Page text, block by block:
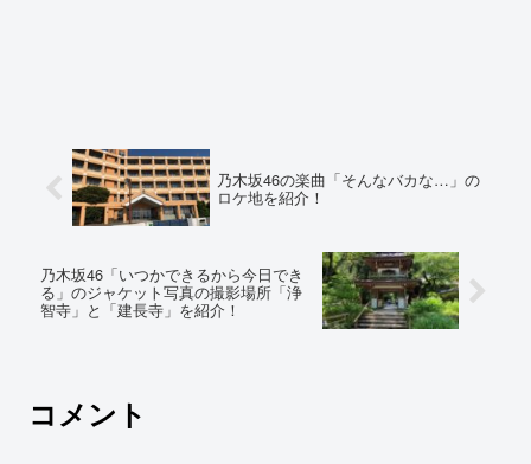
乃木坂46の楽曲「そんなバカな…」の
ロケ地を紹介！
乃木坂46「いつかできるから今日でき
る」のジャケット写真の撮影場所「浄
智寺」と「建長寺」を紹介！
コメント